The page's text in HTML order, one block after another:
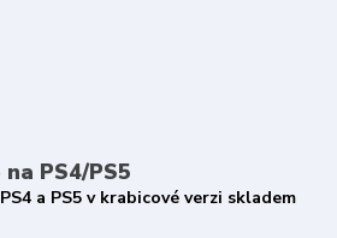
PS4/PS5
a PS5 v krabicové verzi skladem